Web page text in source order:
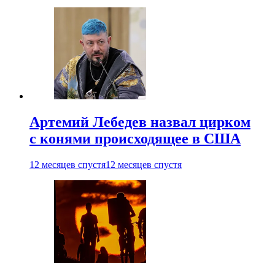
Артемий Лебедев назвал цирком
с конями происходящее в США
12 месяцев спустя12 месяцев спустя